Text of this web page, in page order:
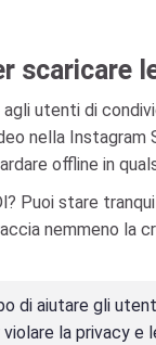
scaricare
utenti di
nella
offline in
Puoi stare
nemmeno la
di aiutare gli
la privacy e